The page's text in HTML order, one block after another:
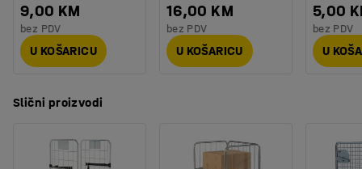
9,00 KM
bez PDV
U KOŠARICU
16,00 KM
bez PDV
U KOŠARICU
5,00
bez PDV
U
Slični proizvodi